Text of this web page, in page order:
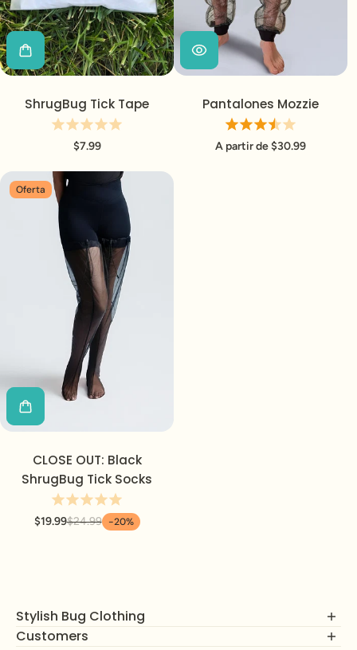
ShrugBug Tick Tape
$7.99
Pantalones Mozzie
A partir de $30.99
Oferta
CLOSE OUT: Black
ShrugBug Tick Socks
$19.99$24.99 -20%
Stylish Bug Clothing
Customers